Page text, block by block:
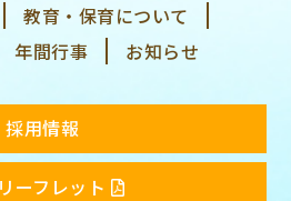
教育・保育について
年間行事 お知らせ
採用情報
ーフレット